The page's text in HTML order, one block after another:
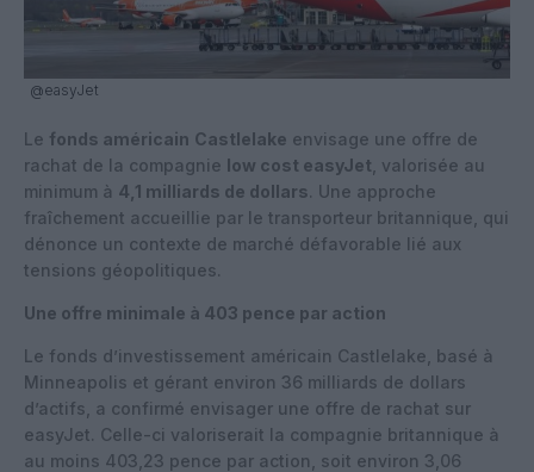
@easyJet
Le fonds américain Castlelake envisage une offre de
rachat de la compagnie low cost easyJet , valorisée au
minimum à 4,1 milliards de dollars. Une approche
fraîchement accueillie par le transporteur britannique, qui
dénonce un contexte de marché défavorable lié aux
tensions géopolitiques.
Une offre minimale à 403 pence par action
Le fonds d’investissement américain Castlelake, basé à
Minneapolis et gérant environ 36 milliards de dollars
d’actifs, a confirmé envisager une offre de rachat sur
easyJet. Celle-ci valoriserait la compagnie britannique à
au moins 403,23 pence par action, soit environ 3,06